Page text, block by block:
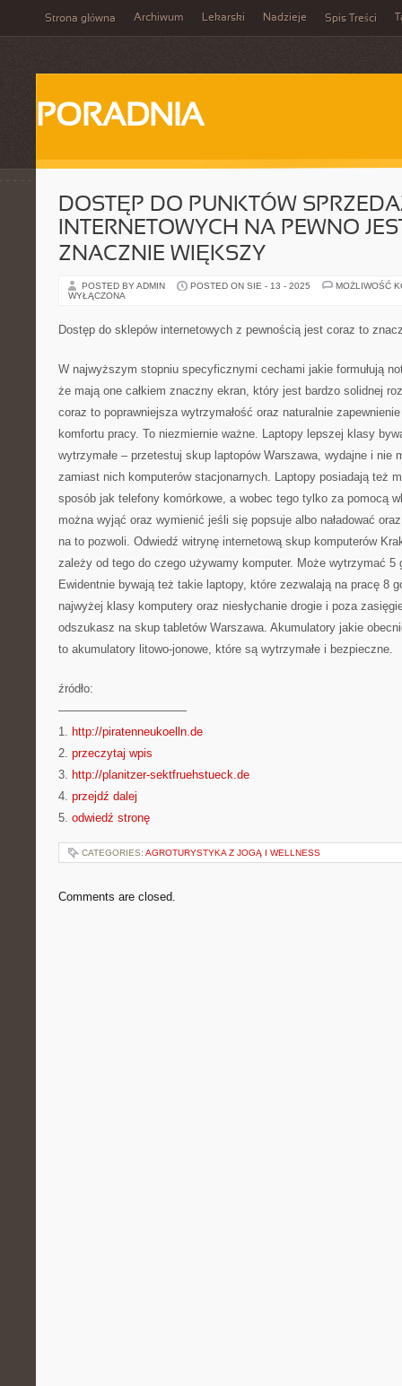
Strona główna Archiwum Lekarski Nadzieje Spis Treści
PORADNIA
DOSTĘP DO PUNKTÓW
INTERNETOWYCH NA PEWNO
ZNACZNIE WIĘKSZY
POSTED BY ADMIN POSTED ON SIE - 13 - 2025
MOŻLIWOŚĆ
WYŁĄCZONA
Dostęp do sklepów internetowych z pewnością jest coraz to
W najwyższym stopniu specyficznymi cechami jakie formułują
że mają one całkiem znaczny ekran, który jest bardzo solidnej
coraz to poprawniejsza wytrzymałość oraz naturalnie
komfortu pracy. To niezmiernie ważne. Laptopy lepszej klasy
wytrzymałe – przetestuj skup laptopów Warszawa, wydajne i nie
zamiast nich komputerów stacjonarnych. Laptopy posiadają też
sposób jak telefony komórkowe, a wobec tego tylko za pomocą
można wyjąć oraz wymienić jeśli się popsuje albo naładować
na to pozwoli. Odwiedź witrynę internetową skup komputerów
zależy od tego do czego używamy komputer. Może wytrzymać 5
Ewidentnie bywają też takie laptopy, które zezwalają na pracę 8
najwyżej klasy komputery oraz niesłychanie drogie i poza
odszukasz na skup tabletów Warszawa. Akumulatory jakie
to akumulatory litowo-jonowe, które są wytrzymałe i bezpieczne.
źródło:
———————————
1. http://piratenneukoelln.de
2. przeczytaj wpis
3. http://planitzer-sektfruehstueck.de
4. przejdź dalej
5. odwiedź stronę
CATEGORIES: AGROTURYSTYKA Z JOGĄ I WELLNESS
Comments are closed.